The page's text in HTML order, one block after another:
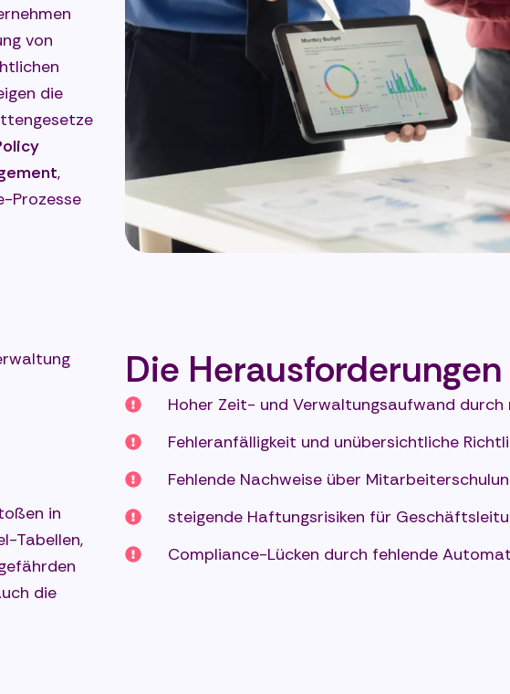
von
die
,
Prozesse
in
Tabellen,
die
Die Herausforderungen
Hoher Zeit- und Verwaltungsaufwand durch
Fehleranfälligkeit und unübersichtliche
Fehlende Nachweise über
steigende Haftungsrisiken für
Compliance-Lücken durch fehlende